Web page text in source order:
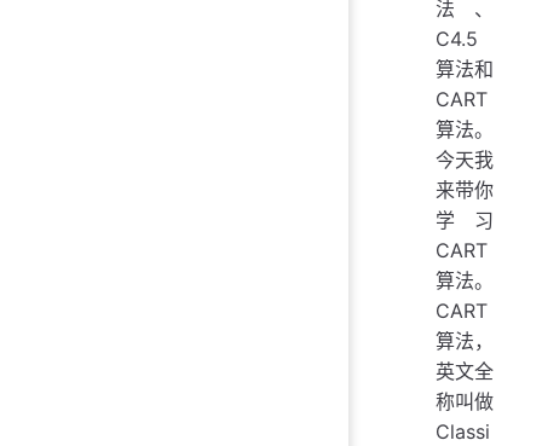
法、
C4.5
算法和
CART
算法。
今天我
来带你
学习
CART
算法。
CART
算法，
英文全
称叫做
Classi